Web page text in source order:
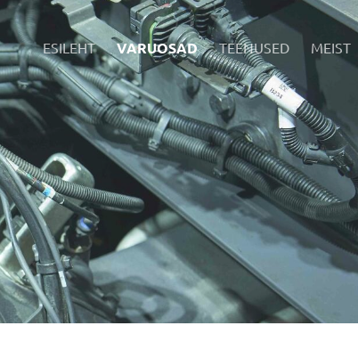
ESILEHT VARUOSAD TEENUSED MEIST